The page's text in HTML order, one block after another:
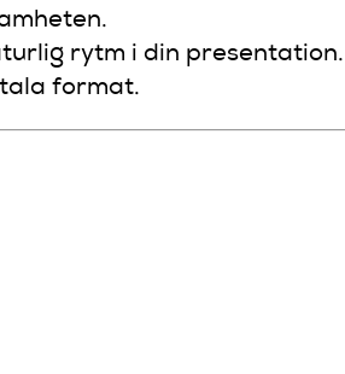
rytm i din presentation.
format.